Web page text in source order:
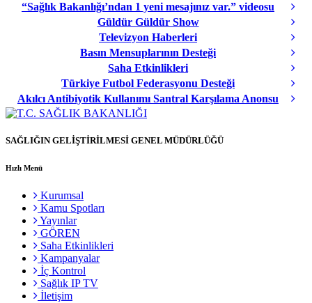
“Sağlık Bakanlığı’ndan 1 yeni mesajınız var.” videosu
Güldür Güldür Show
Televizyon Haberleri
Basın Mensuplarının Desteği
Saha Etkinlikleri
Türkiye Futbol Federasyonu Desteği
Akılcı Antibiyotik Kullanımı Santral Karşılama Anonsu
SAĞLIĞIN GELİŞTİRİLMESİ GENEL MÜDÜRLÜĞÜ
Hızlı Menü
Kurumsal
Kamu Spotları
Yayınlar
GÖREN
Saha Etkinlikleri
Kampanyalar
İç Kontrol
Sağlık IP TV
İletişim